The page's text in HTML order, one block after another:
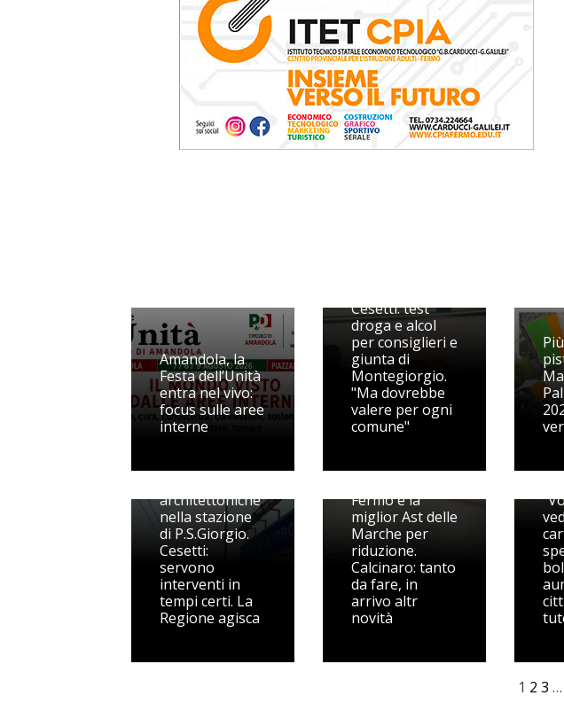
Amandola, la
Festa dell’Unità
entra nel vivo:
focus sulle aree
interne
Cesetti: test
droga e alcol
per consiglieri e
giunta di
Montegiorgio.
"Ma dovrebbe
valere per ogni
comune"
architettoniche
nella stazione
di P.S.Giorgio.
Cesetti:
servono
interventi in
tempi certi. La
Regione agisca
Fermo è la
miglior Ast delle
Marche per
riduzione.
Calcinaro: tanto
da fare, in
arrivo altr
novità
1 2 3 …